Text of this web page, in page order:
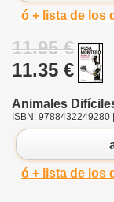
ó + lista de los
11.95 €
11.35 €
Animales
ISBN: 9788432249280
ó + lista de los